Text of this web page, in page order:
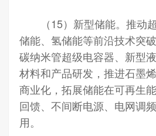
（15）新型储能。推动
储能、氢储能等前沿技术突
碳纳米管超级电容器、新型
材料和产品研发，推进石墨
商业化，拓展储能在可再生
回馈、不间断电源、电网调
用。